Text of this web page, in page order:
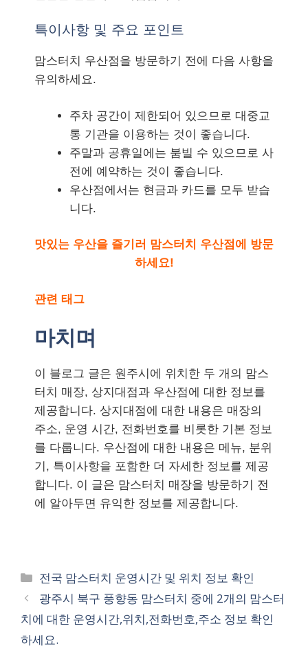
특이사항 및 주요 포인트
맘스터치 우산점을 방문하기 전에 다음 사항을
유의하세요.
주차 공간이 제한되어 있으므로 대중교
통 기관을 이용하는 것이 좋습니다.
주말과 공휴일에는 붐빌 수 있으므로 사
전에 예약하는 것이 좋습니다.
우산점에서는 현금과 카드를 모두 받습
니다.
맛있는 우산을 즐기러 맘스터치 우산점에 방문
하세요!
관련 태그
마치며
이 블로그 글은 원주시에 위치한 두 개의 맘스
터치 매장, 상지대점과 우산점에 대한 정보를
제공합니다. 상지대점에 대한 내용은 매장의
주소, 운영 시간, 전화번호를 비롯한 기본 정보
를 다룹니다. 우산점에 대한 내용은 메뉴, 분위
기, 특이사항을 포함한 더 자세한 정보를 제공
합니다. 이 글은 맘스터치 매장을 방문하기 전
에 알아두면 유익한 정보를 제공합니다.
카
테
고
리
전국 맘스터치 운영시간 및 위치 정보 확인
광주시 북구 풍향동 맘스터치 중에 2개의 맘스터
치에 대한 운영시간,위치,전화번호,주소 정보 확인
하세요.